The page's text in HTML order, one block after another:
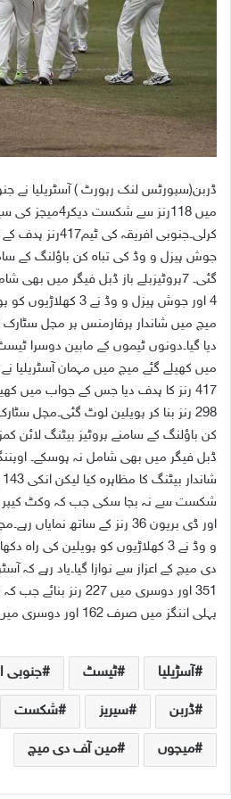
ڈربن(سپورٹس لنک رپورٹ ) آسٹریلیا نے
کرلی۔جنوبی
گئی۔ 7پروٹیزبلے باز ڈبل فیگر میں
4 اور جوش ہیزل و وڈ
میچ میں شاندار پرفارمنس پر مچل
میں کھیلے گئے میچ میں مہمان آسٹریلیا
417 رنز کا ہدف دیا جس کے جواب میں
298 رنز بنا کر پویلین لوٹ گئی۔مچل
ڈبل فیگر میں بھی شامل نہ ہوسکے۔
و وڈ نے 3 کھلاڑیوں کو پویلین کی
دی میچ کے اعزاز سے نوازا گیا۔یاد رہے کہ
351 اور دوسری میں 227
پہلی اننگز میں صرف 162 اور دوسری میں 298 رنز بناسکی۔
آسڑیلیا ٹیسٹ جنوبی
ڈربن سیریز شکست
میچوں مین آف دی میچ